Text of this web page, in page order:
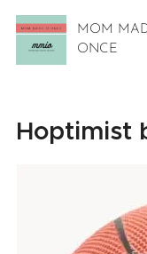
MOM
ONCE
Hoptimist